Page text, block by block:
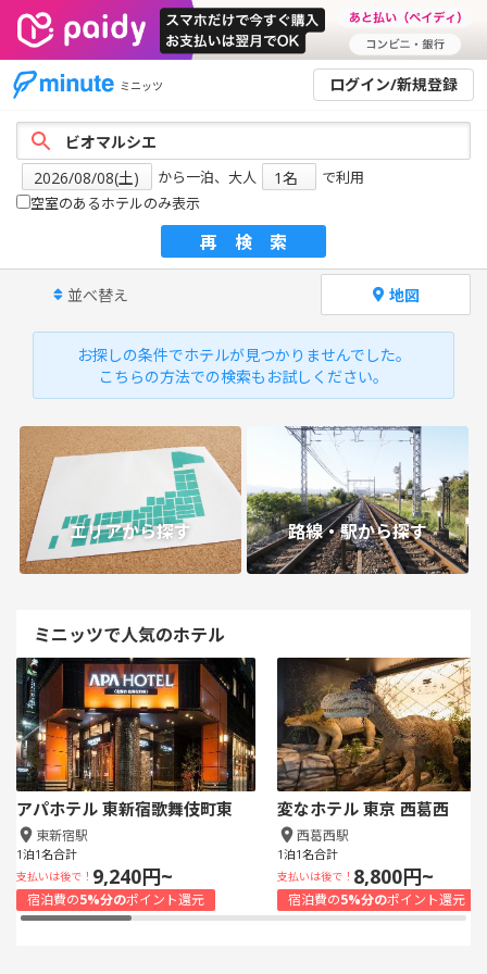
ミニッツ ログイン/新規登録
から一泊、大人
で利用
空室のあるホテルのみ表示
再検索
並べ替え 地図
お探しの条件でホテルが見つかりませんでした。
こちらの方法での検索もお試しください。
エリアから探す 路線・駅から探す
ミニッツで人気のホテル
アパホテル 東新宿歌舞伎町東
東新宿駅
1泊1名合計
支払いは後で！ 9,240円~
宿泊費の5%分のポイント還元
変なホテル 東京 西葛西
西葛西駅
1泊1名合計
支払いは後で！ 8,800円~
宿泊費の5%分のポイント還元